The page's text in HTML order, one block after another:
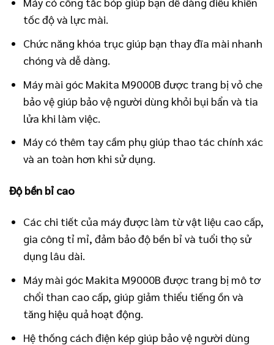
tốc độ và lực mài.
Chức năng khóa trục giúp bạn thay đĩa mài nhanh
chóng và dễ dàng.
Máy mài góc Makita M9000B được trang bị vỏ che
bảo vệ giúp bảo vệ người dùng khỏi bụi bẩn và tia
lửa khi làm việc.
Máy có thêm tay cầm phụ giúp thao tác chính xác
và an toàn hơn khi sử dụng.
Độ bền bỉ cao
Các chi tiết của máy được làm từ vật liệu cao cấp,
gia công tỉ mỉ, đảm bảo độ bền bỉ và tuổi thọ sử
dụng lâu dài.
Máy mài góc Makita M9000B được trang bị mô tơ
chổi than cao cấp, giúp giảm thiểu tiếng ồn và
tăng hiệu quả hoạt động.
Hệ thống cách điện kép giúp bảo vệ người dùng